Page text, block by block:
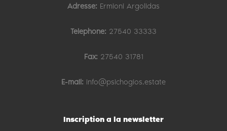
Adresse: Ermioni Argolidas
Telephone: 27540 33333
Fax: 27540 31781
E-mail: info@psichogios.estate
Inscription a la newsletter